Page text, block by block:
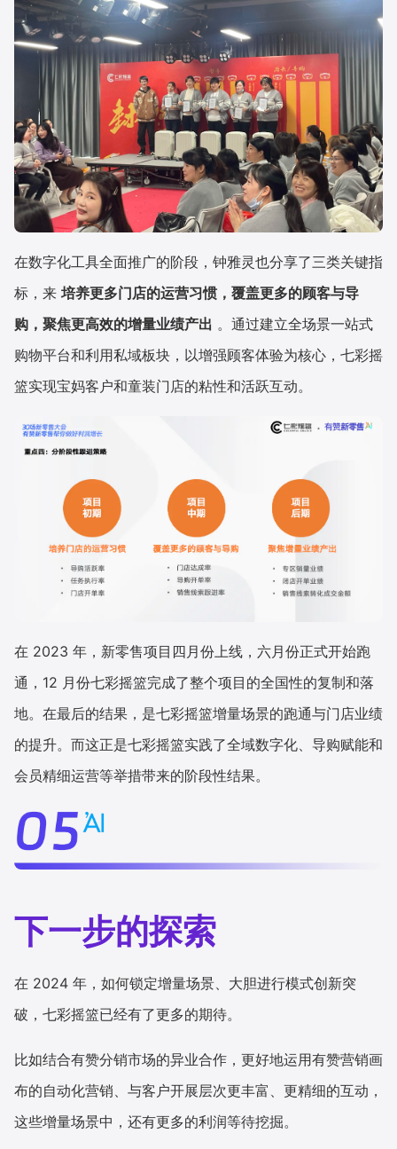
在数字化工具全面推广的阶段，钟雅灵也分享了三类关键指
标，来 培养更多门店的运营习惯，覆盖更多的顾客与导
购，聚焦更高效的增量业绩产出 。通过建立全场景一站式
购物平台和利用私域板块，以增强顾客体验为核心，七彩摇
篮实现宝妈客户和童装门店的粘性和活跃互动。
在 2023 年，新零售项目四月份上线，六月份正式开始跑
通，12 月份七彩摇篮完成了整个项目的全国性的复制和落
地。在最后的结果，是七彩摇篮增量场景的跑通与门店业绩
的提升。而这正是七彩摇篮实践了全域数字化、导购赋能和
会员精细运营等举措带来的阶段性结果。
下一步的探索
在 2024 年，如何锁定增量场景、大胆进行模式创新突
破，七彩摇篮已经有了更多的期待。
比如结合有赞分销市场的异业合作，更好地运用有赞营销画
布的自动化营销、与客户开展层次更丰富、更精细的互动，
这些增量场景中，还有更多的利润等待挖掘。